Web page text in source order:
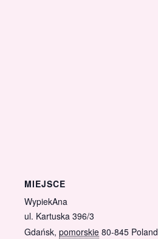
MIEJSCE
WypiekAna
ul. Kartuska 396/3
Gdańsk, pomorskie 80-845 Poland